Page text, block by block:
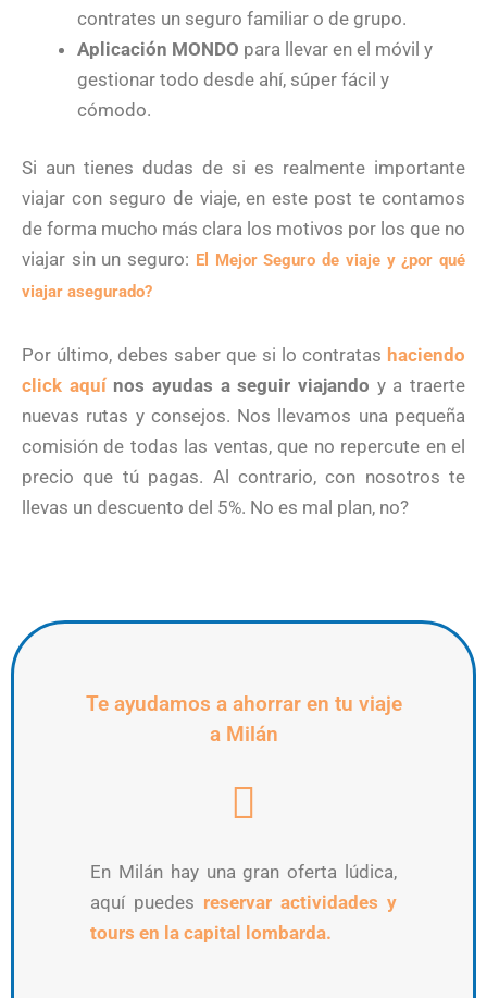
contrates un seguro familiar o de grupo.
Aplicación MONDO para llevar en el móvil y
gestionar todo desde ahí, súper fácil y
cómodo.
Si aun tienes dudas de si es realmente importante
viajar con seguro de viaje, en este post te contamos
de forma mucho más clara los motivos por los que no
viajar sin un seguro: El Mejor Seguro de viaje y ¿por qué
viajar asegurado?
Por último, debes saber que si lo contratas haciendo
click aquí nos ayudas a seguir viajando y a traerte
nuevas rutas y consejos. Nos llevamos una pequeña
comisión de todas las ventas, que no repercute en el
precio que tú pagas. Al contrario, con nosotros te
llevas un descuento del 5%. No es mal plan, no?
Te ayudamos a ahorrar en tu viaje
a Milán
En Milán hay una gran oferta lúdica,
aquí puedes reservar actividades y
tours en la capital lombarda.